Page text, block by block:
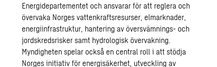
Energidepartementet och ansvarar för att reglera och
övervaka Norges vattenkraftsresurser, elmarknader,
energiinfrastruktur, hantering av översvämnings- och
jordskredsrisker samt hydrologisk övervakning.
Myndigheten spelar också en central roll i att stödja
Norges initiativ för energisäkerhet, utveckling av